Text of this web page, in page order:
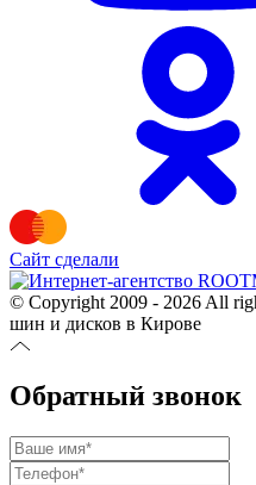
Сайт сделали
© Copyright 2009 - 2026 All
шин и дисков в Кирове
Обратный звонок